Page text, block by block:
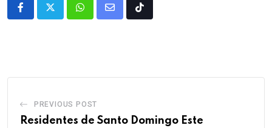
PREVIOUS POST
Residentes de Santo Domingo Este